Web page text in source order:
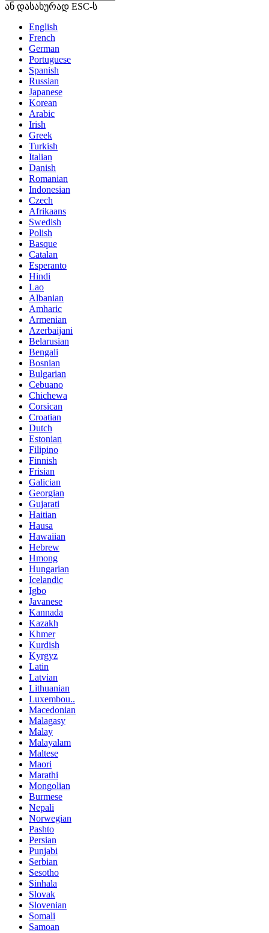
ან დასახურად ESC-ს
English
French
German
Portuguese
Spanish
Russian
Japanese
Korean
Arabic
Irish
Greek
Turkish
Italian
Danish
Romanian
Indonesian
Czech
Afrikaans
Swedish
Polish
Basque
Catalan
Esperanto
Hindi
Lao
Albanian
Amharic
Armenian
Azerbaijani
Belarusian
Bengali
Bosnian
Bulgarian
Cebuano
Chichewa
Corsican
Croatian
Dutch
Estonian
Filipino
Finnish
Frisian
Galician
Georgian
Gujarati
Haitian
Hausa
Hawaiian
Hebrew
Hmong
Hungarian
Icelandic
Igbo
Javanese
Kannada
Kazakh
Khmer
Kurdish
Kyrgyz
Latin
Latvian
Lithuanian
Luxembou..
Macedonian
Malagasy
Malay
Malayalam
Maltese
Maori
Marathi
Mongolian
Burmese
Nepali
Norwegian
Pashto
Persian
Punjabi
Serbian
Sesotho
Sinhala
Slovak
Slovenian
Somali
Samoan